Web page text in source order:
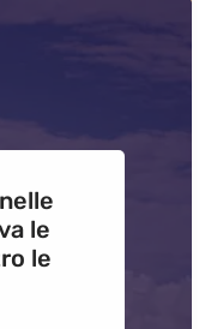
le
le